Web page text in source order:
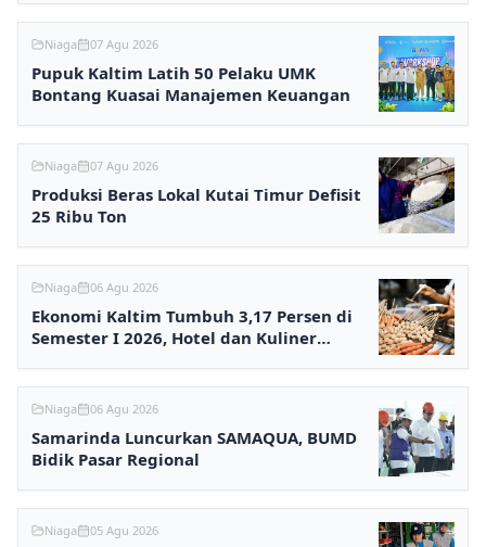
Niaga 07 Agu 2026
Pupuk Kaltim Latih 50 Pelaku UMK
Bontang Kuasai Manajemen Keuangan
Niaga 07 Agu 2026
Produksi Beras Lokal Kutai Timur Defisit
25 Ribu Ton
Niaga 06 Agu 2026
Ekonomi Kaltim Tumbuh 3,17 Persen di
Semester I 2026, Hotel dan Kuliner
Niaga 06 Agu 2026
Samarinda Luncurkan SAMAQUA, BUMD
Bidik Pasar Regional
Niaga 05 Agu 2026